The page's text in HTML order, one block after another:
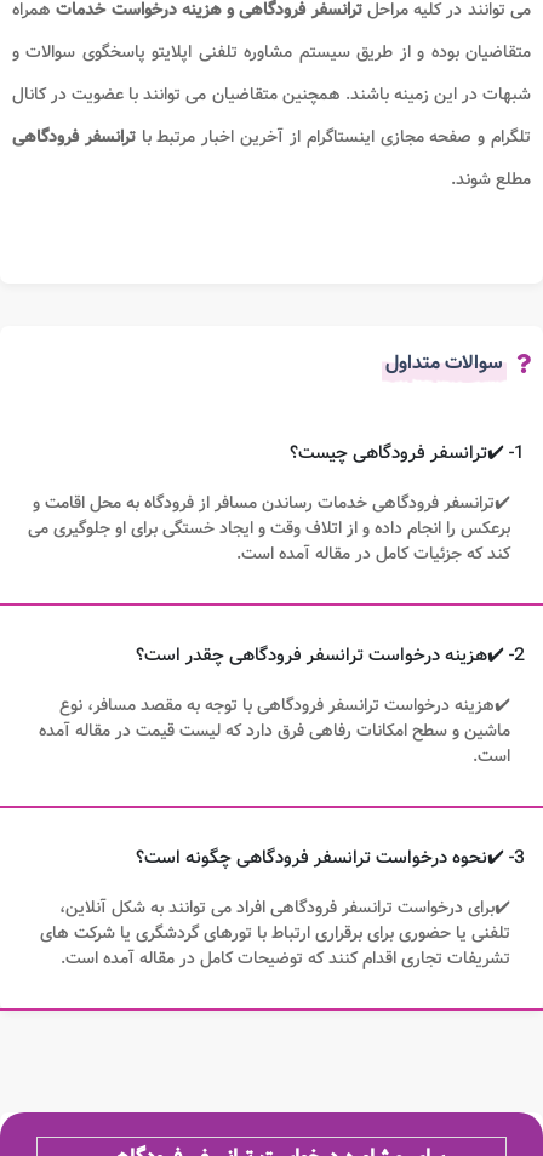
می توانند در کلیه مراحلترانسفر فرودگاهی وهزینه درخواست خدماتهمراه
متقاضیان بوده و از طریق سیستم مشاوره تلفنی اپلایتو پاسخگوی سوالات و
شبهات در این زمینه باشند. همچنین متقاضیان می توانند با عضویت در کانال
تلگرام و صفحه مجازی اینستاگرام از آخرین اخبار مرتبط باترانسفر فرودگاهی
مطلع شوند.
سوالات متداول
1- ✔️ترانسفر فرودگاهی چیست؟
✔️ترانسفر فرودگاهی خدمات رساندن مسافر از فرودگاه به محل اقامت و
برعکس را انجام داده و از اتلاف وقت و ایجاد خستگی برای او جلوگیری می
کند که جزئیات کامل در مقاله آمده است.
2- ✔️هزینه درخواست ترانسفر فرودگاهی چقدر است؟
✔️هزینه درخواست ترانسفر فرودگاهی با توجه به مقصد مسافر، نوع
ماشین و سطح امکانات رفاهی فرق دارد که لیست قیمت در مقاله آمده
است.
3- ✔️نحوه درخواست ترانسفر فرودگاهی چگونه است؟
✔️برای درخواست ترانسفر فرودگاهی افراد می توانند به شکل آنلاین،
تلفنی یا حضوری برای برقراری ارتباط با تورهای گردشگری یا شرکت های
تشریفات تجاری اقدام کنند که توضیحات کامل در مقاله آمده است.